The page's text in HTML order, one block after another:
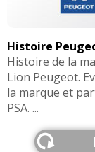
Histoire
Histoire de la
Lion Peugeot.
la marque et
PSA. ...